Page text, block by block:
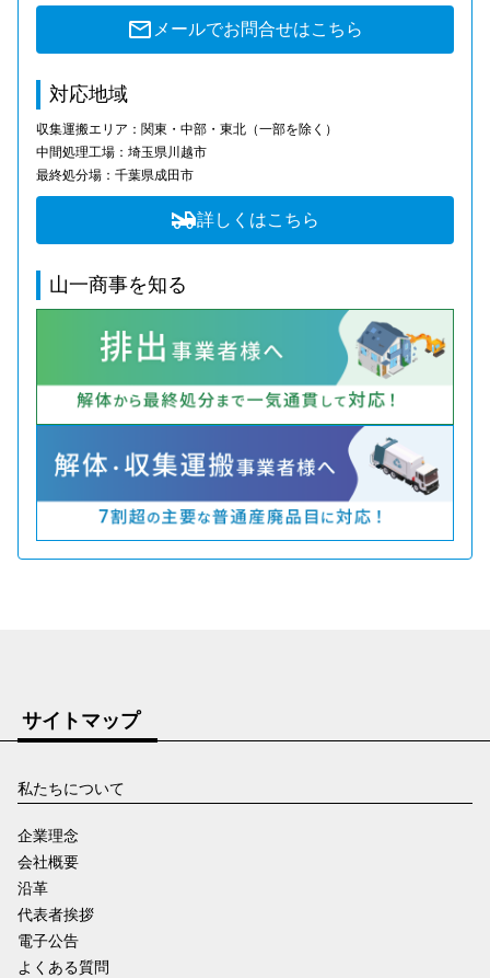
メールでお問合せはこちら
対応地域
収集運搬エリア：関東・中部・東北（一部を除く）
中間処理工場：埼玉県川越市
最終処分場：千葉県成田市
詳しくはこちら
山一商事を知る
サイトマップ
私たちについて
企業理念
会社概要
沿革
代表者挨拶
電子公告
よくある質問